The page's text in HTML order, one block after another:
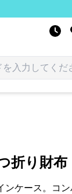
折り財布
ンケース。コン